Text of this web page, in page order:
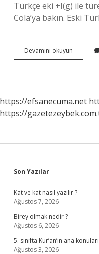
Türkçe eki +I(g) ile
Cola’ya bakın. Eski
Devamını okuyun
Türkçe
https://efsanecuma.net
https://
Sidebar
Son Yazılar
Kat ve kat nasıl yazılır ?
Ağustos 7, 2026
Birey olmak nedir ?
Ağustos 6, 2026
5. sınıfta Kur’an’ın ana
Ağustos 3, 2026